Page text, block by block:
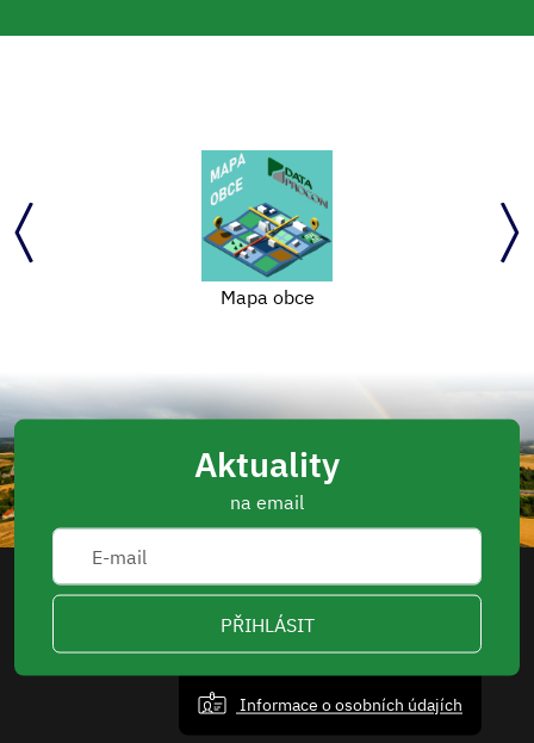
Mapa obce
Aktuality
na email
PŘIHLÁSIT
Informace o osobních údajích